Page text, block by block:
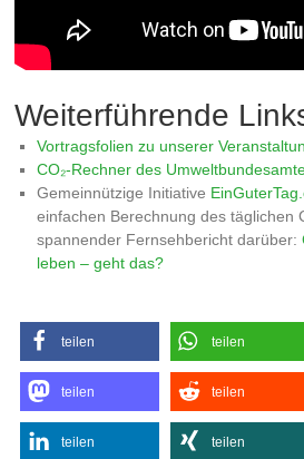
Weiterführende
Vortragsfolien zu unserer
CO₂-Rechner des
Gemeinnützige Initiative
einfachen Berechnung des täglichen
spannender Fernsehbericht darüber:
leben – geht das?
teilen teilen
teilen teilen
teilen teilen